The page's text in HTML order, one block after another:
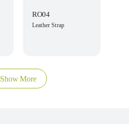
RO04
Leather Strap
Show More